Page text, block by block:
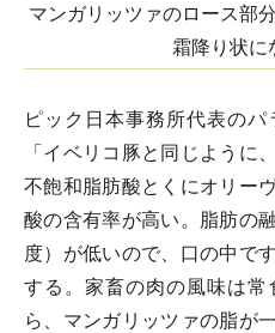
マンガリッツァのロース部
霜降り状に
ピック日本事務所代表の
「イベリコ豚と同じように
不飽和脂肪酸とくにオリー
酸の含有率が高い。脂肪の
度）が低いので、口の中で
する。家畜の肉の風味は
ら、マンガリッツァの脂が